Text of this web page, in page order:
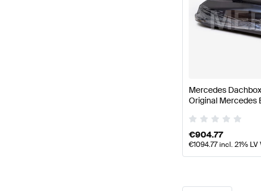
Mercedes
Original Mercedes
€904.77
€1094.77incl. 21% LV